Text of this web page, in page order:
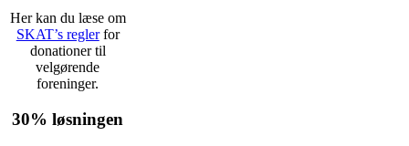
Her kan du læse om
SKAT’s reglerfor
donationer til
velgørende
foreninger.
30% løsningen